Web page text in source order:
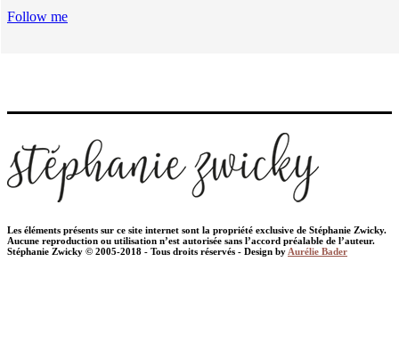
Follow me
Les éléments présents sur ce site internet sont la propriété exclusive de Stéphanie Zwicky.
Aucune reproduction ou utilisation n’est autorisée sans l’accord préalable de l’auteur.
Stéphanie Zwicky © 2005-2018 - Tous droits réservés - Design by Aurélie Bader